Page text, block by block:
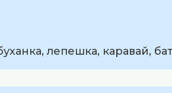
лепешка, каравай,